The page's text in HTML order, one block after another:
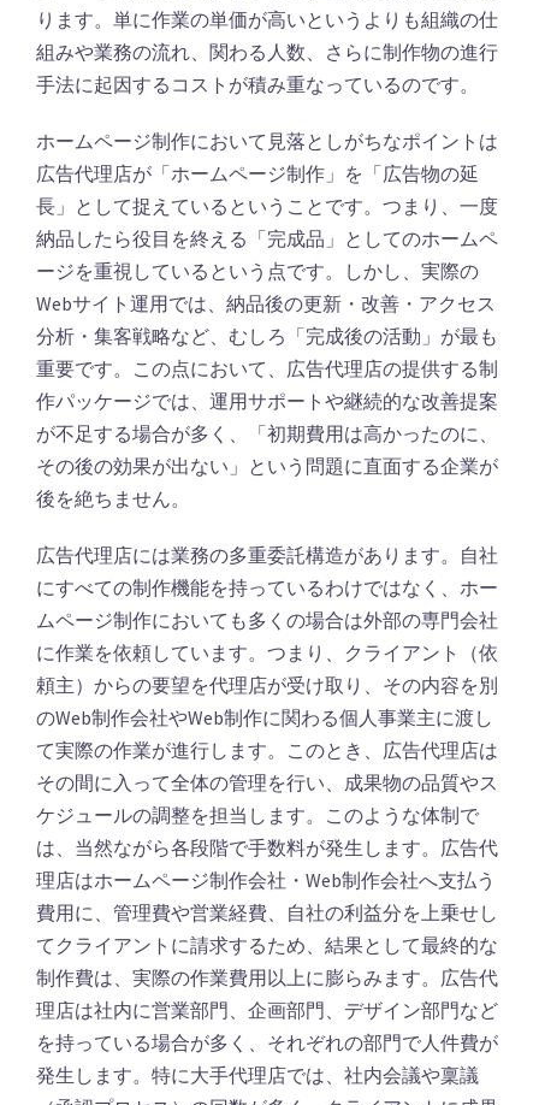
ります。単に作業の単価が高いというよりも組織の仕
組みや業務の流れ、関わる人数、さらに制作物の進行
手法に起因するコストが積み重なっているのです。
ホームページ制作において見落としがちなポイントは
広告代理店が「ホームページ制作」を「広告物の延
長」として捉えているということです。つまり、一度
納品したら役目を終える「完成品」としてのホームペ
ージを重視しているという点です。しかし、実際の
Webサイト運用では、納品後の更新・改善・アクセス
分析・集客戦略など、むしろ「完成後の活動」が最も
重要です。この点において、広告代理店の提供する制
作パッケージでは、運用サポートや継続的な改善提案
が不足する場合が多く、「初期費用は高かったのに、
その後の効果が出ない」という問題に直面する企業が
後を絶ちません。
広告代理店には業務の多重委託構造があります。自社
にすべての制作機能を持っているわけではなく、ホー
ムページ制作においても多くの場合は外部の専門会社
に作業を依頼しています。つまり、クライアント（依
頼主）からの要望を代理店が受け取り、その内容を別
のWeb制作会社やWeb制作に関わる個人事業主に渡し
て実際の作業が進行します。このとき、広告代理店は
その間に入って全体の管理を行い、成果物の品質やス
ケジュールの調整を担当します。このような体制で
は、当然ながら各段階で手数料が発生します。広告代
理店はホームページ制作会社・Web制作会社へ支払う
費用に、管理費や営業経費、自社の利益分を上乗せし
てクライアントに請求するため、結果として最終的な
制作費は、実際の作業費用以上に膨らみます。広告代
理店は社内に営業部門、企画部門、デザイン部門など
を持っている場合が多く、それぞれの部門で人件費が
発生します。特に大手代理店では、社内会議や稟議